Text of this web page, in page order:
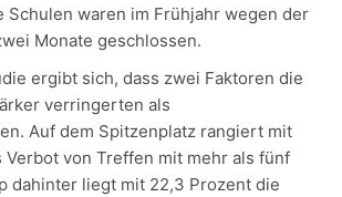
Schulen waren im Frühjahr wegen der
Monate geschlossen.
ergibt sich, dass zwei Faktoren die
verringerten als
Auf dem Spitzenplatz rangiert mit
Verbot von Treffen mit mehr als fünf
dahinter liegt mit 22,3 Prozent die